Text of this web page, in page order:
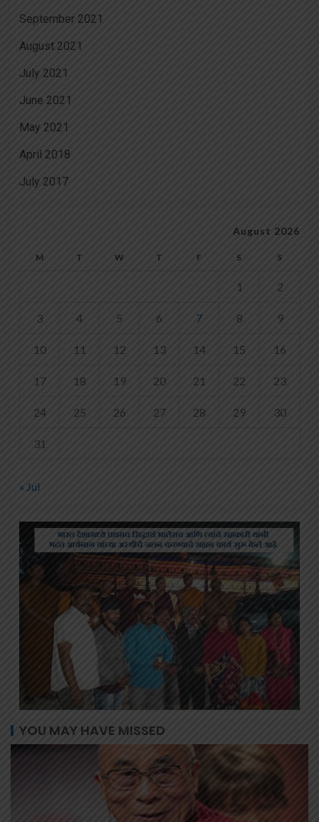
September 2021
August 2021
July 2021
June 2021
May 2021
April 2018
July 2017
August 2026
M T W T F S S
1 2
3 4 5 6 7 8 9
10 11 12 13 14 15 16
17 18 19 20 21 22 23
24 25 26 27 28 29 30
31
« Jul
YOU MAY HAVE MISSED